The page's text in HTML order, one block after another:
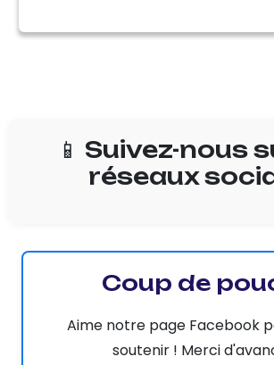
📱 Suivez-nous
réseaux
Coup de
Aime notre page Facebook
soutenir ! Merci